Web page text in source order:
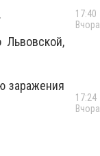
заражения
17:40
Вчора
17:24
Вчора